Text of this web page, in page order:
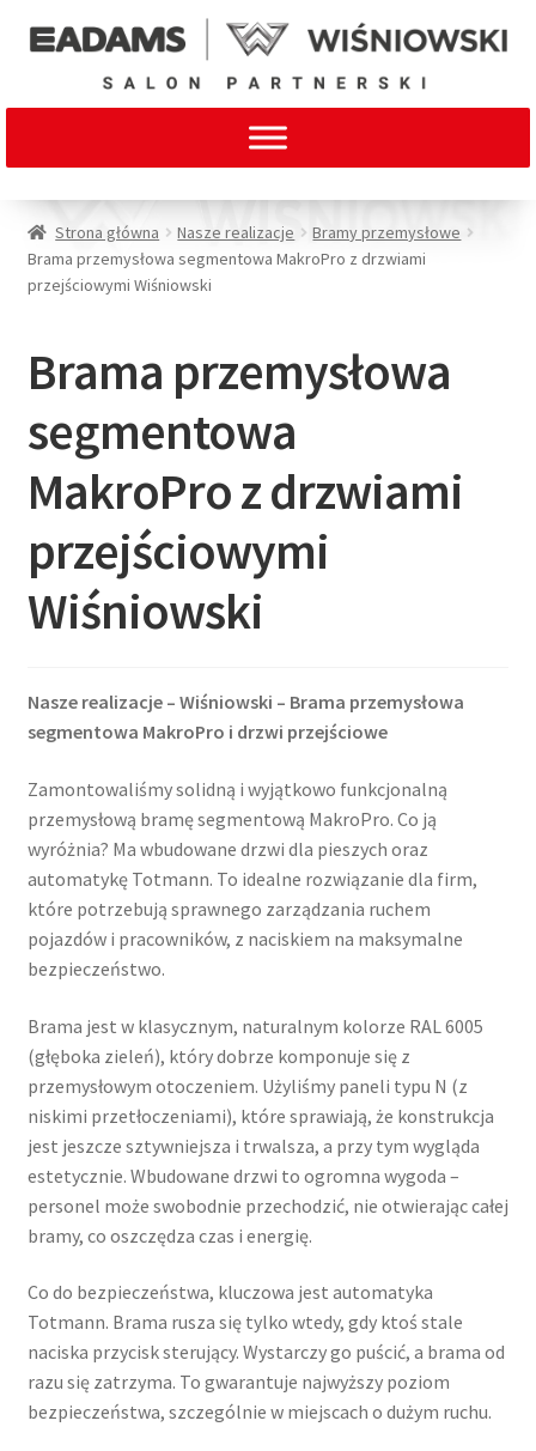
Strona główna Nasze realizacje
Bramy przemysłowe
Brama przemysłowa segmentowa MakroPro z drzwiami
przejściowymi Wiśniowski
Brama przemysłowa
segmentowa
MakroPro z drzwiami
przejściowymi
Wiśniowski
Nasze realizacje – Wiśniowski – Brama przemysłowa
segmentowa MakroPro i drzwi przejściowe
Zamontowaliśmy solidną i wyjątkowo funkcjonalną
przemysłową bramę segmentową MakroPro. Co ją
wyróżnia? Ma wbudowane drzwi dla pieszych oraz
automatykę Totmann. To idealne rozwiązanie dla firm,
które potrzebują sprawnego zarządzania ruchem
pojazdów i pracowników, z naciskiem na maksymalne
bezpieczeństwo.
Brama jest w klasycznym, naturalnym kolorze RAL 6005
(głęboka zieleń), który dobrze komponuje się z
przemysłowym otoczeniem. Użyliśmy paneli typu N (z
niskimi przetłoczeniami), które sprawiają, że konstrukcja
jest jeszcze sztywniejsza i trwalsza, a przy tym wygląda
estetycznie. Wbudowane drzwi to ogromna wygoda –
personel może swobodnie przechodzić, nie otwierając całej
bramy, co oszczędza czas i energię.
Co do bezpieczeństwa, kluczowa jest automatyka
Totmann. Brama rusza się tylko wtedy, gdy ktoś stale
naciska przycisk sterujący. Wystarczy go puścić, a brama od
razu się zatrzyma. To gwarantuje najwyższy poziom
bezpieczeństwa, szczególnie w miejscach o dużym ruchu.